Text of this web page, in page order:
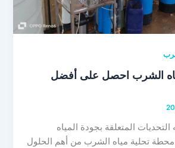
الشرب احصل على أفضل
التحديات المتعلقة بجودة المياه
تحلية مياه الشرب من أهم الحلول